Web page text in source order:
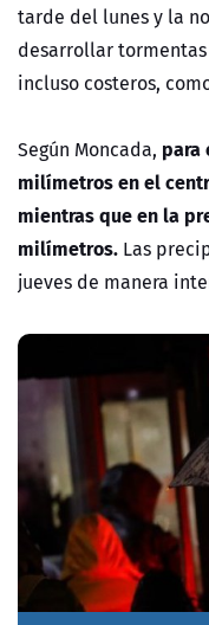
tarde del lunes y la
desarrollar
incluso costeros,
Según Moncada, para
milímetros en el
mientras que en la
milímetros. Las
jueves de manera